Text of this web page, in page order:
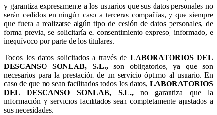
y garantiza expresamente a los usuarios que sus datos personales no
serán cedidos en ningún caso a terceras compañías, y que siempre
que fuera a realizarse algún tipo de cesión de datos personales, de
forma previa, se solicitaría el consentimiento expreso, informado, e
inequívoco por parte de los titulares.
Todos los datos solicitados a través de LABORATORIOS DEL
DESCANSO SONLAB, S.L.,son obligatorios, ya que son
necesarios para la prestación de un servicio óptimo al usuario. En
caso de que no sean facilitados todos los datos, LABORATORIOS
DEL DESCANSO SONLAB, S.L.,no garantiza que la
información y servicios facilitados sean completamente ajustados a
sus necesidades.